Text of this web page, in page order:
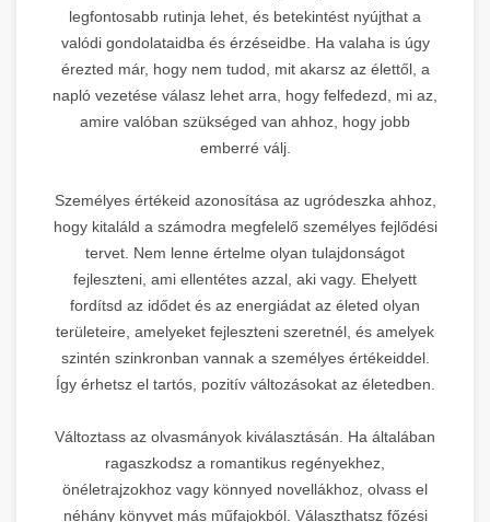
legfontosabb rutinja lehet, és betekintést nyújthat a
valódi gondolataidba és érzéseidbe. Ha valaha is úgy
érezted már, hogy nem tudod, mit akarsz az élettől, a
napló vezetése válasz lehet arra, hogy felfedezd, mi az,
amire valóban szükséged van ahhoz, hogy jobb
emberré válj.
Személyes értékeid azonosítása az ugródeszka ahhoz,
hogy kitaláld a számodra megfelelő személyes fejlődési
tervet. Nem lenne értelme olyan tulajdonságot
fejleszteni, ami ellentétes azzal, aki vagy. Ehelyett
fordítsd az idődet és az energiádat az életed olyan
területeire, amelyeket fejleszteni szeretnél, és amelyek
szintén szinkronban vannak a személyes értékeiddel.
Így érhetsz el tartós, pozitív változásokat az életedben.
Változtass az olvasmányok kiválasztásán. Ha általában
ragaszkodsz a romantikus regényekhez,
önéletrajzokhoz vagy könnyed novellákhoz, olvass el
néhány könyvet más műfajokból. Választhatsz főzési